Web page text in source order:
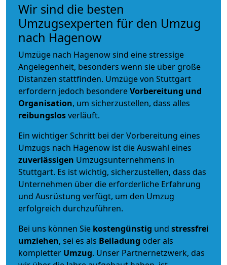
Wir sind die besten
Umzugsexperten für den Umzug
nach Hagenow
Umzüge nach Hagenow sind eine stressige
Angelegenheit, besonders wenn sie über große
Distanzen stattfinden. Umzüge von Stuttgart
erfordern jedoch besondereVorbereitung und
Organisation, um sicherzustellen, dass alles
reibungslosverläuft.
Ein wichtiger Schritt bei der Vorbereitung eines
Umzugs nach Hagenow ist die Auswahl eines
zuverlässigen Umzugsunternehmens in
Stuttgart. Es ist wichtig, sicherzustellen, dass das
Unternehmen über die erforderliche Erfahrung
und Ausrüstung verfügt, um den Umzug
erfolgreich durchzuführen.
Bei uns können Sie kostengünstig und stressfrei
umziehen, sei es als Beiladung oder als
kompletter Umzug. Unser Partnernetzwerk, das